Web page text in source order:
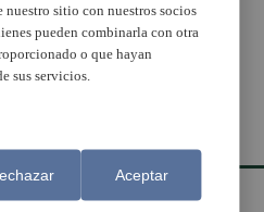
nuestro sitio con nuestros socios
pueden combinarla con otra
o que hayan
sus servicios.
Aceptar